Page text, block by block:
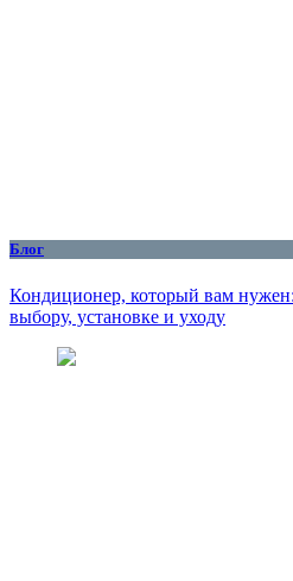
Блог
Кондиционер, который вам
выбору, установке и уходу